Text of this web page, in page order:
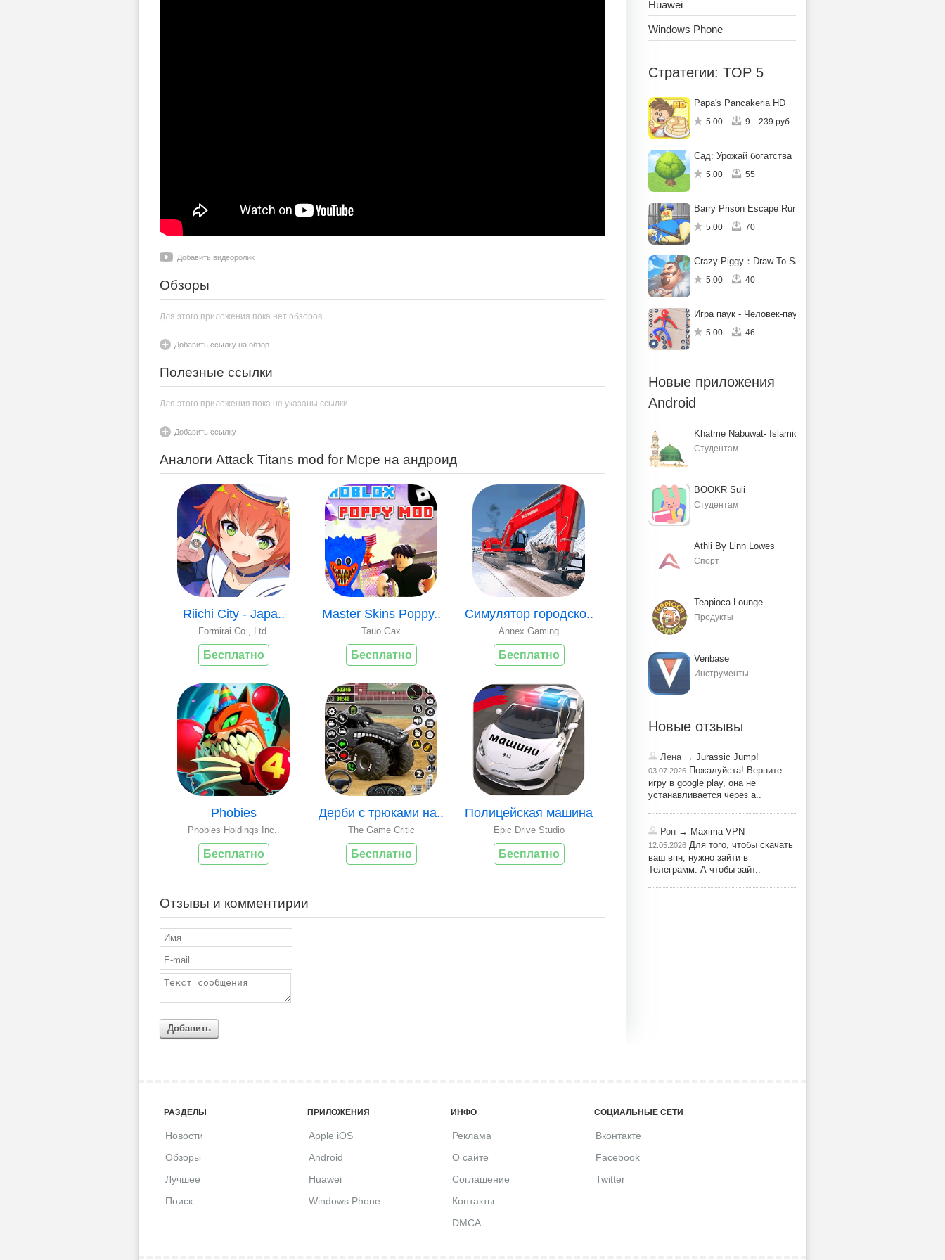
Добавить видеоролик
Обзоры
Для этого приложения пока нет обзоров
Добавить ссылку на обзор
Полезные ссылки
Для этого приложения пока не указаны ссылки
Добавить ссылку
Аналоги Attack Titans mod for Mcpe на андроид
Riichi City - Japa..
Formirai Co., Ltd.
Бесплатно
Master Skins Poppy..
Tauo Gax
Бесплатно
Симулятор городско..
Annex Gaming
Бесплатно
Phobies
Phobies Holdings Inc..
Бесплатно
Дерби с трюками на..
The Game Critic
Бесплатно
Полицейская машина
Epic Drive Studio
Бесплатно
Отзывы и комментирии
Добавить
Huawei
Windows Phone
Стратегии: TOP 5
Papa's Pancakeria HD
5.00 9 239 руб.
Сад: Урожай богатства
5.00 55
Barry Prison Escape Run Obby
5.00 70
Crazy Piggy：Draw To Save
5.00 40
Игра паук - Человек-паук-герой
5.00 46
Новые приложения
Android
Khatme Nabuwat- Islamic Books
Студентам
BOOKR Suli
Студентам
Athli By Linn Lowes
Спорт
Teapioca Lounge
Продукты
Veribase
Инструменты
Новые отзывы
Лена→ Jurassic Jump!
03.07.2026 Пожалуйста! Верните
игру в google play, она не
устанавливается через a..
Рон → Maxima VPN
12.05.2026 Для того, чтобы скачать
ваш впн, нужно зайти в
Телеграмм. А чтобы зайт..
РАЗДЕЛЫ
Новости
Обзоры
Лучшее
Поиск
ПРИЛОЖЕНИЯ
Apple iOS
Android
Huawei
Windows Phone
ИНФО
Реклама
О сайте
Соглашение
Контакты
DMCA
СОЦИАЛЬНЫЕ СЕТИ
Вконтакте
Facebook
Twitter